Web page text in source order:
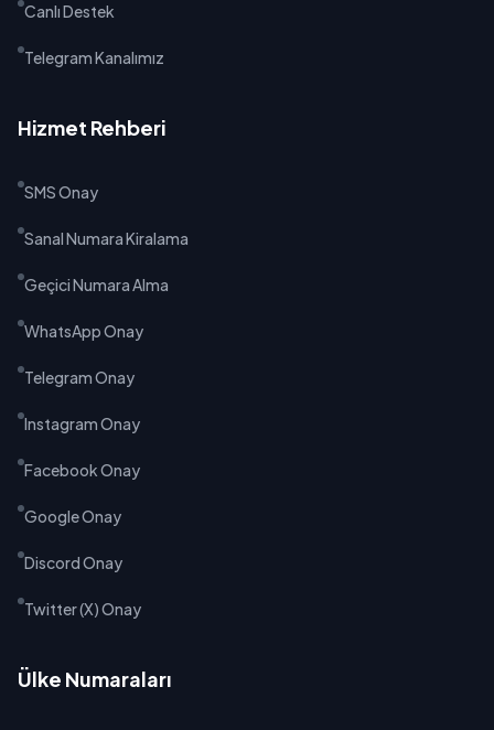
Canlı Destek
Telegram Kanalımız
Hizmet Rehberi
SMS Onay
Sanal Numara Kiralama
Geçici Numara Alma
WhatsApp Onay
Telegram Onay
Instagram Onay
Facebook Onay
Google Onay
Discord Onay
Twitter (X) Onay
Ülke Numaraları